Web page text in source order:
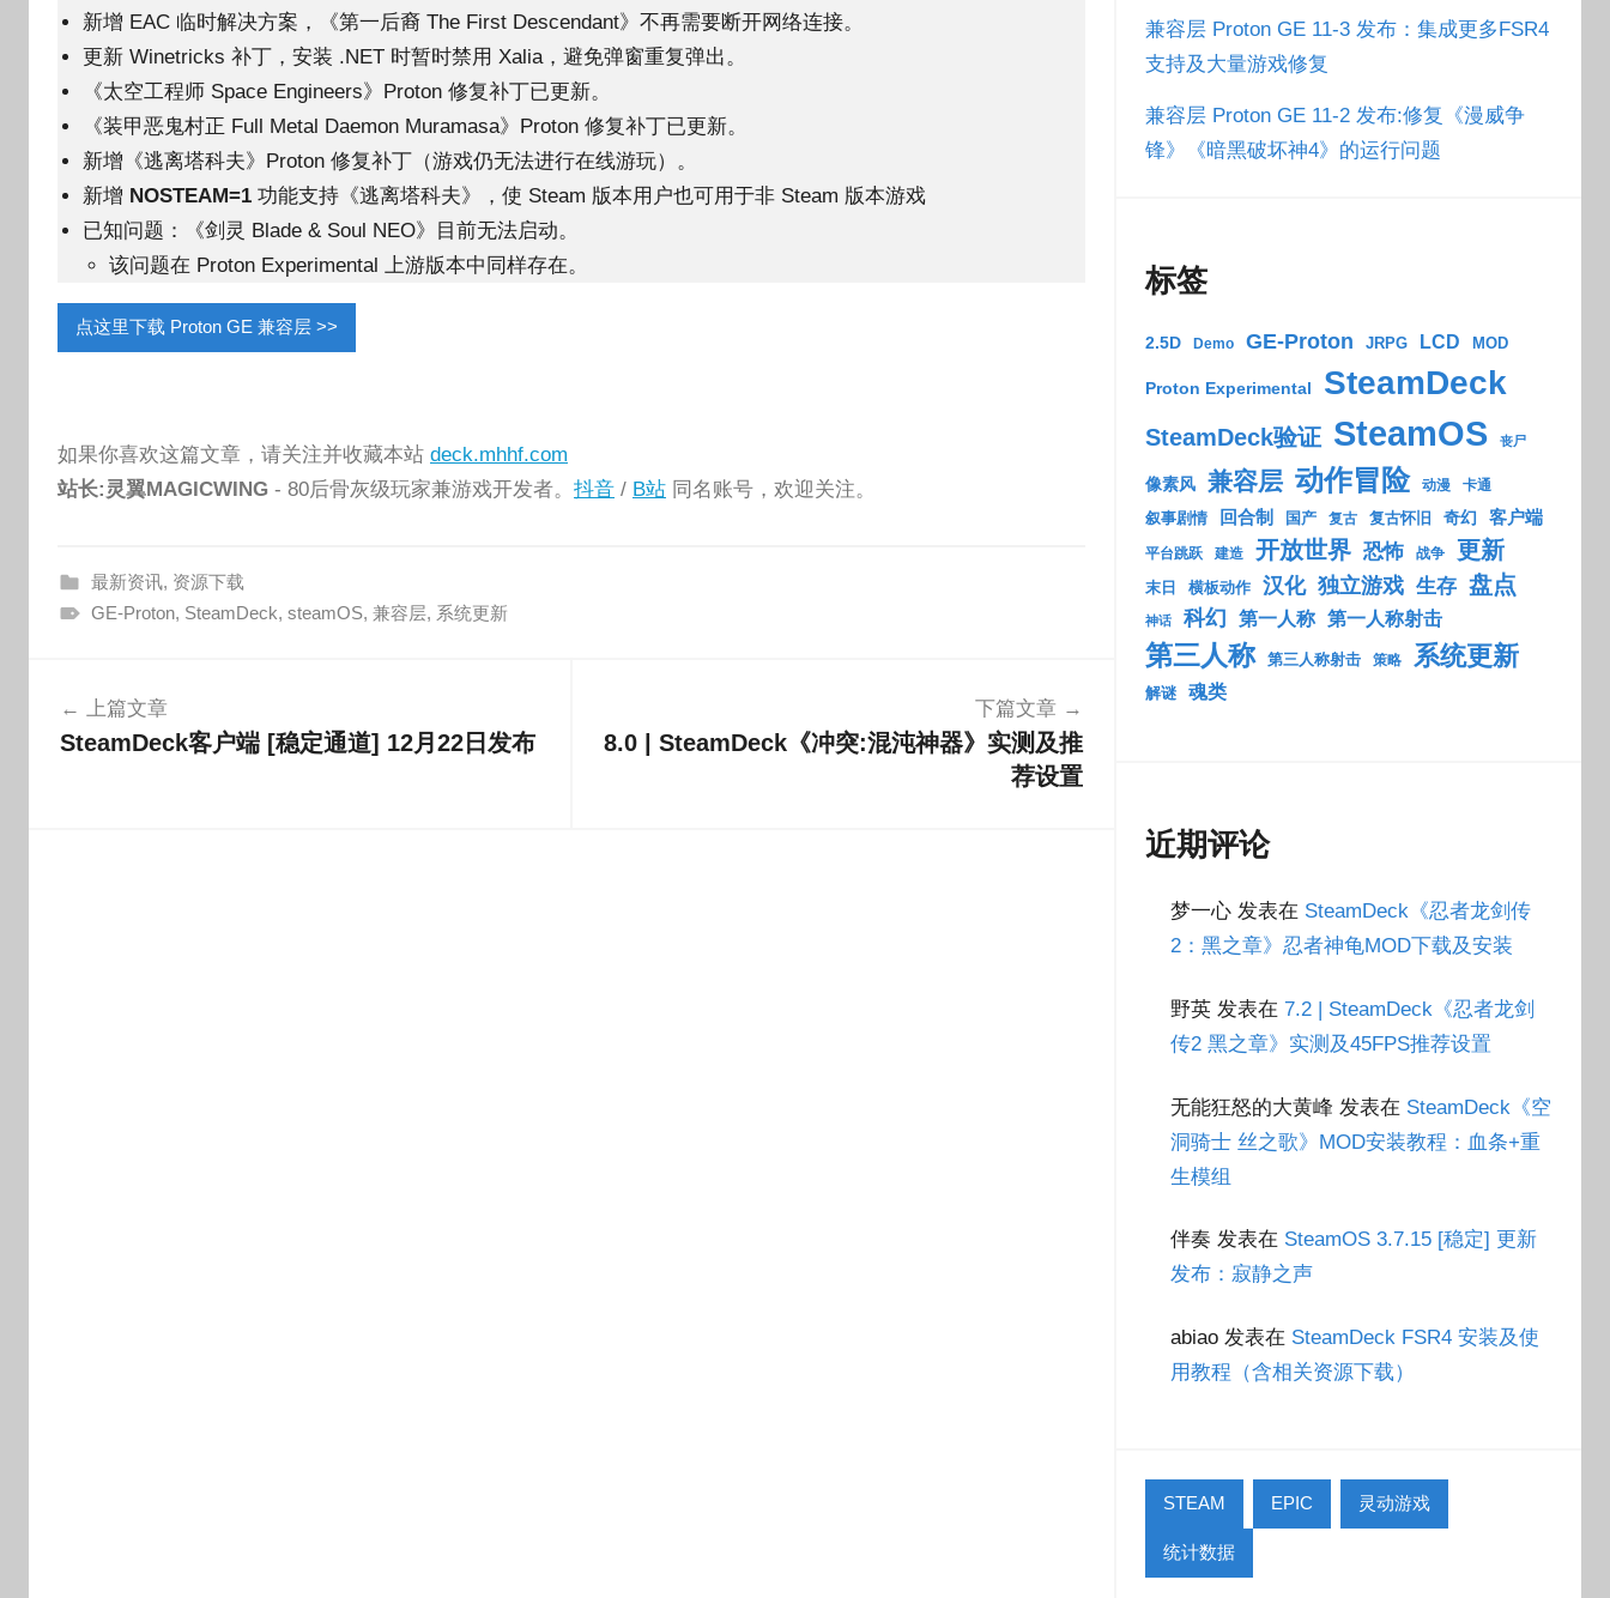
新增 EAC 临时解决方案，《第一后裔 The First Descendant》不再需要断开网络连接。
更新 Winetricks 补丁，安装 .NET 时暂时禁用 Xalia，避免弹窗重复弹出。
《太空工程师 Space Engineers》Proton 修复补丁已更新。
《装甲恶鬼村正 Full Metal Daemon Muramasa》Proton 修复补丁已更新。
新增《逃离塔科夫》Proton 修复补丁（游戏仍无法进行在线游玩）。
新增 NOSTEAM=1 功能支持《逃离塔科夫》，使 Steam 版本用户也可用于非 Steam 版本游戏
已知问题：《剑灵 Blade & Soul NEO》目前无法启动。
该问题在 Proton Experimental 上游版本中同样存在。
点这里下载 Proton GE 兼容层 >>
如果你喜欢这篇文章，请关注并收藏本站 deck.mhhf.com
站长:灵翼MAGICWING - 80后骨灰级玩家兼游戏开发者。 抖音 / B站 同名账号，欢迎关注。
最新资讯, 资源下载
GE-Proton, SteamDeck, steamOS, 兼容层, 系统更新
上篇文章
SteamDeck客户端 [稳定通道] 12月22日发布
下篇文章
8.0 | SteamDeck《冲突:混沌神器》实测及推
荐设置
兼容层 Proton GE 11-3 发布：集成更多FSR4
支持及大量游戏修复
兼容层 Proton GE 11-2 发布:修复《漫威争
锋》《暗黑破坏神4》的运行问题
标签
2.5D Demo GE-Proton JRPG LCD MOD
Proton Experimental SteamDeck
SteamDeck验证 SteamOS 丧尸
像素风 兼容层 动作冒险 动漫 卡通
叙事剧情 回合制 国产 复古 复古怀旧 奇幻 客户端
平台跳跃 建造 开放世界 恐怖 战争 更新
末日 横板动作 汉化 独立游戏 生存 盘点
神话 科幻 第一人称 第一人称射击
第三人称 第三人称射击 策略 系统更新
解谜 魂类
近期评论
梦一心 发表在 SteamDeck《忍者龙剑传
2：黑之章》忍者神龟MOD下载及安装
野英 发表在7.2 | SteamDeck《忍者龙剑
传2 黑之章》实测及45FPS推荐设置
无能狂怒的大黄峰 发表在 SteamDeck《空
洞骑士 丝之歌》MOD安装教程：血条+重
生模组
伴奏 发表在 SteamOS 3.7.15 [稳定] 更新
发布：寂静之声
abiao 发表在 SteamDeck FSR4 安装及使
用教程（含相关资源下载）
STEAM EPIC 灵动游戏
统计数据